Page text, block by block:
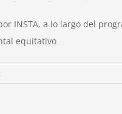
INSTA, a lo largo del
equitativo